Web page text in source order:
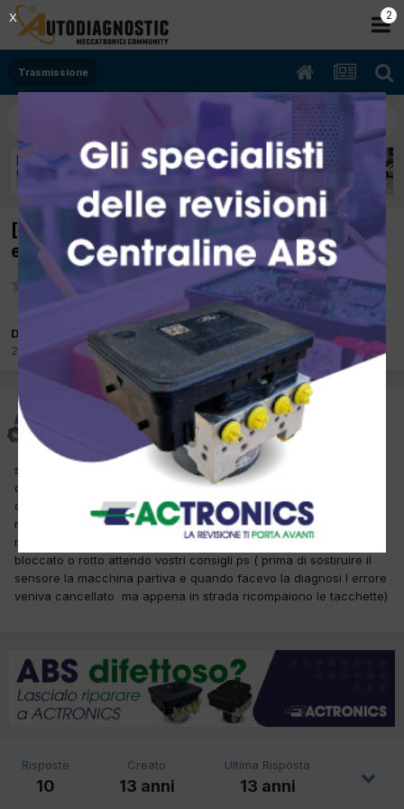
Trasmissione
[four two 05/2005 700cc 15 45Kw Benzina]
errore p 2035 sensore angolo di rotazione
Da pasqualino832
29 Dicembre 2012in Trasmissione
pasqualino832
29 Dicembre 2012
salve chiedo il vostro aiuto ho qui in officina una smart four two
del 2005 appaiono le 3 tacchette sul display faccio la diagnosi
con (socio pc tecnomotor) mi da errore p2035 sensore angolo di
rotazione sostituisco il sensore e controllo i vari cablaggi tutto ok
metto in moto e la macchina non parte ho pensato sia il cambio
bloccato o rotto attendo vostri consigli ps ( prima di sostiruire il
sensore la macchina partiva e quando facevo la diagnosi l errore
veniva cancellato ma appena in strada ricompaiono le tacchette)
Risposte
10
Creato
13 anni
Ultima Risposta
13 anni
1
X